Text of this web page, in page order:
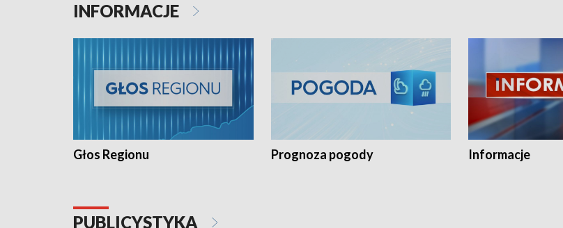
INFORMACJE
Głos Regionu Prognoza pogody Informacje
PUBLICYSTYKA